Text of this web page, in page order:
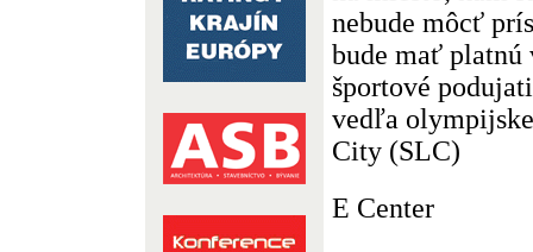
nebude môcť
bude mať platnú
športové
vedľa
City (SLC)
E Center